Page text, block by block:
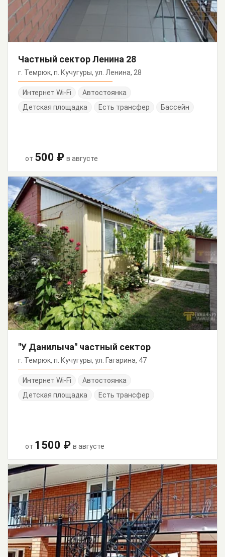
Частный сектор Ленина 28
г. Темрюк, п. Кучугуры, ул. Ленина, 28
Интернет Wi-Fi
Автостоянка
Детская площадка
Есть трансфер Бассейн
от 500 ₽ в августе
"У Данилыча" частный сектор
г. Темрюк, п. Кучугуры, ул. Гагарина, 47
Интернет Wi-Fi
Автостоянка
Детская площадка
Есть трансфер
от 1500 ₽ в августе